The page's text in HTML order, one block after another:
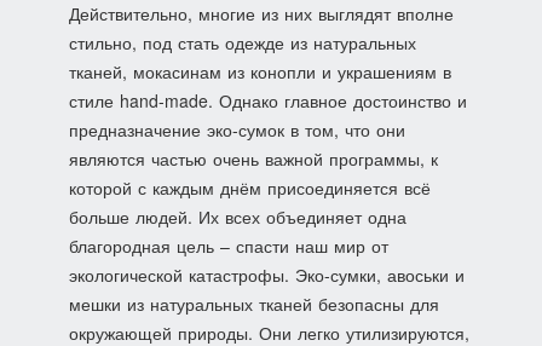
Действительно, многие из них выглядят вполне
стильно, под стать одежде из натуральных
тканей, мокасинам из конопли и украшениям в
стиле hand-made. Однако главное достоинство и
предназначение эко-сумок в том, что они
являются частью очень важной программы, к
которой с каждым днём присоединяется всё
больше людей. Их всех объединяет одна
благородная цель – спасти наш мир от
экологической катастрофы. Эко-сумки, авоськи и
мешки из натуральных тканей безопасны для
окружающей природы. Они легко утилизируются,